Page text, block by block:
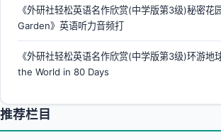
《外研社轻松英语名作欣赏(中学版第3级)秘密
Garden》英语听力音频打
《外研社轻松英语名作欣赏(中学版第3级)环游地
the World in 80 Days
推荐栏目